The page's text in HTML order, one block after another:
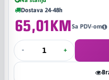
Dostava 24-48h
65,01KMSa PDV-om
- +